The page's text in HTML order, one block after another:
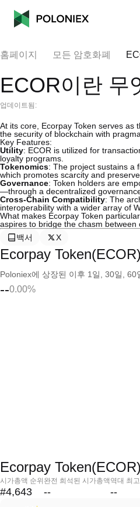
홈페이지 모든 암호화폐
ECOR이란 무
업데이트됨:
At its core, Ecorpay Token serves
the security of blockchain with
Key Features:
Utility: ECOR is utilized for
loyalty programs.
Tokenomics: The project sustains a
which promotes scarcity and
Governance: Token holders are
—through a decentralized
Cross-Chain Compatibility: The
interoperability with a wider array of
What makes Ecorpay Token
aspires to bridge the chasm
백서
X
Ecorpay
Poloniex에 상장된 이후 1일, 30일,
--0.00%
Ecorpay
시가총액 순위
#4,643
완전 희석된 시가총액
--
역대 최고
--